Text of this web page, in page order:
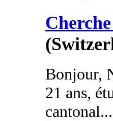
Bonjour,
21 ans,
cantonal...